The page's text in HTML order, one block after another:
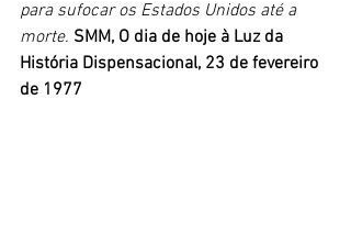
para sufocar os Estados Unidos até a
morte. SMM, O dia de hoje à Luz da
História Dispensacional, 23 de fevereiro
de 1977